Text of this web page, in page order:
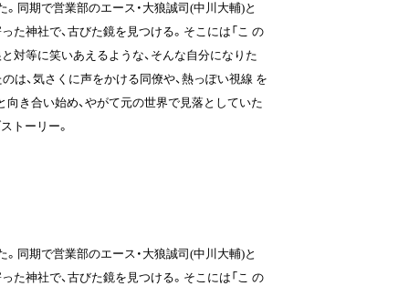
同期で営業部のエース・大狼誠司(中川大輔)と
た神社で、古びた鏡を見つける。そこには「こ の
対等に笑いあえるような、そんな自分になりた
、気さくに声をかける同僚や、熱っぽい視線 を
き合い始め、やがて元の世界で見落としていた
トーリー。
同期で営業部のエース・大狼誠司(中川大輔)と
た神社で、古びた鏡を見つける。そこには「こ の